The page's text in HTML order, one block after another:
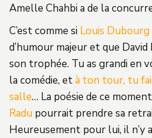
Amelle Chahbi a de la
C’est comme si Louis Dubourg
d’humour majeur et que
son trophée. Tu as grandi en
la comédie, età ton tour, tu
salle… La poésie de ce
Radu pourrait prendre sa
Heureusement pour lui, il n’y